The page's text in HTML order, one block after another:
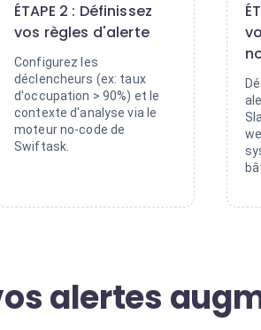
ÉTAPE 2 : Définissez
vos règles d'alerte
Configurez les
déclencheurs (ex: taux
d'occupation > 90%) et le
contexte d'analyse via le
moteur no-code de
Swiftask.
alertes